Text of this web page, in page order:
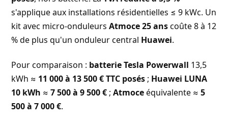
s'applique aux installations résidentielles ≤ 9 kWc. Un
kit avec micro-onduleursAtmoce 25 anscoûte 8 à 12
% de plus qu'un onduleur central Huawei.
Pour comparaison : batterie Tesla Powerwall 13,5
kWh ≈ 11 000 à 13 500 € TTC posés ; Huawei LUNA
10 kWh ≈7 500 à 9 500 € ;Atmoceéquivalente ≈5
500 à 7 000 €.